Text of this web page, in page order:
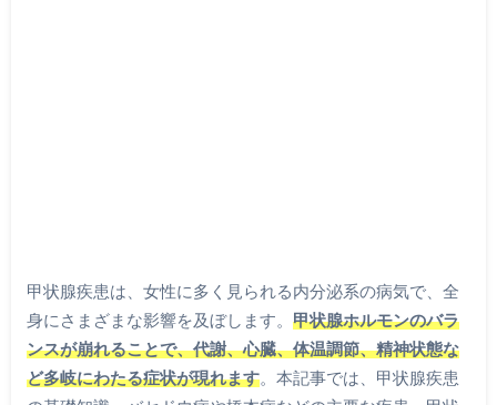
甲状腺疾患は、女性に多く見られる内分泌系の病気で、全
身にさまざまな影響を及ぼします。 甲状腺ホルモンのバラ
ンスが崩れることで、代謝、心臓、体温調節、精神状態な
ど多岐にわたる症状が現れます。本記事では、甲状腺疾患